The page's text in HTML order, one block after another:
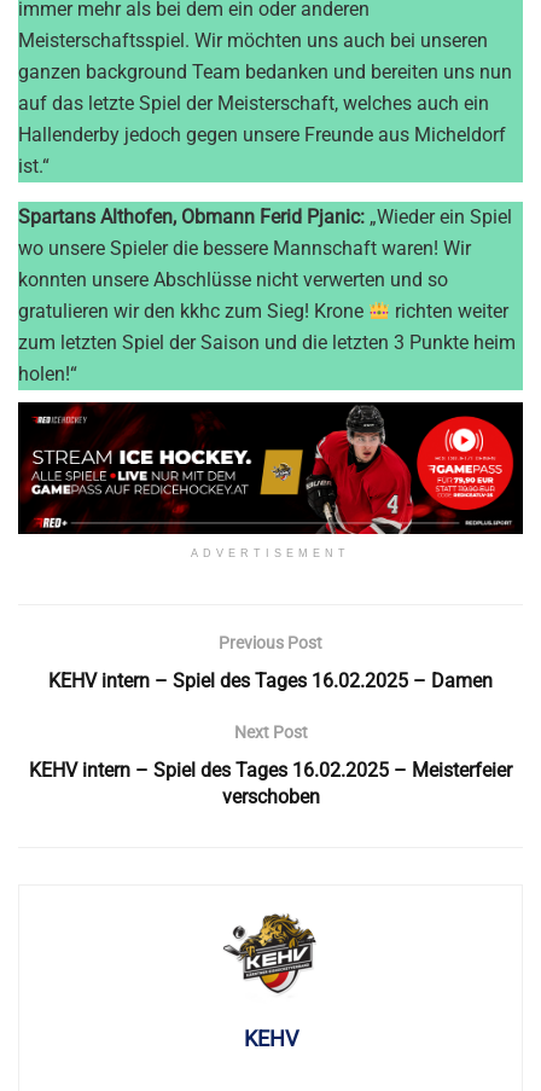
immer mehr als bei dem ein oder anderen
Meisterschaftsspiel. Wir möchten uns auch bei unseren
ganzen background Team bedanken und bereiten uns nun
auf das letzte Spiel der Meisterschaft, welches auch ein
Hallenderby jedoch gegen unsere Freunde aus Micheldorf
ist.“
Spartans Althofen, Obmann Ferid Pjanic: „Wieder ein Spiel
wo unsere Spieler die bessere Mannschaft waren! Wir
konnten unsere Abschlüsse nicht verwerten und so
gratulieren wir den kkhc zum Sieg! Krone
richten weiter
zum letzten Spiel der Saison und die letzten 3 Punkte heim
holen!“
ADVERTISEMENT
Previous Post
KEHV intern – Spiel des Tages 16.02.2025 – Damen
Next Post
KEHV intern – Spiel des Tages 16.02.2025 – Meisterfeier
verschoben
KEHV